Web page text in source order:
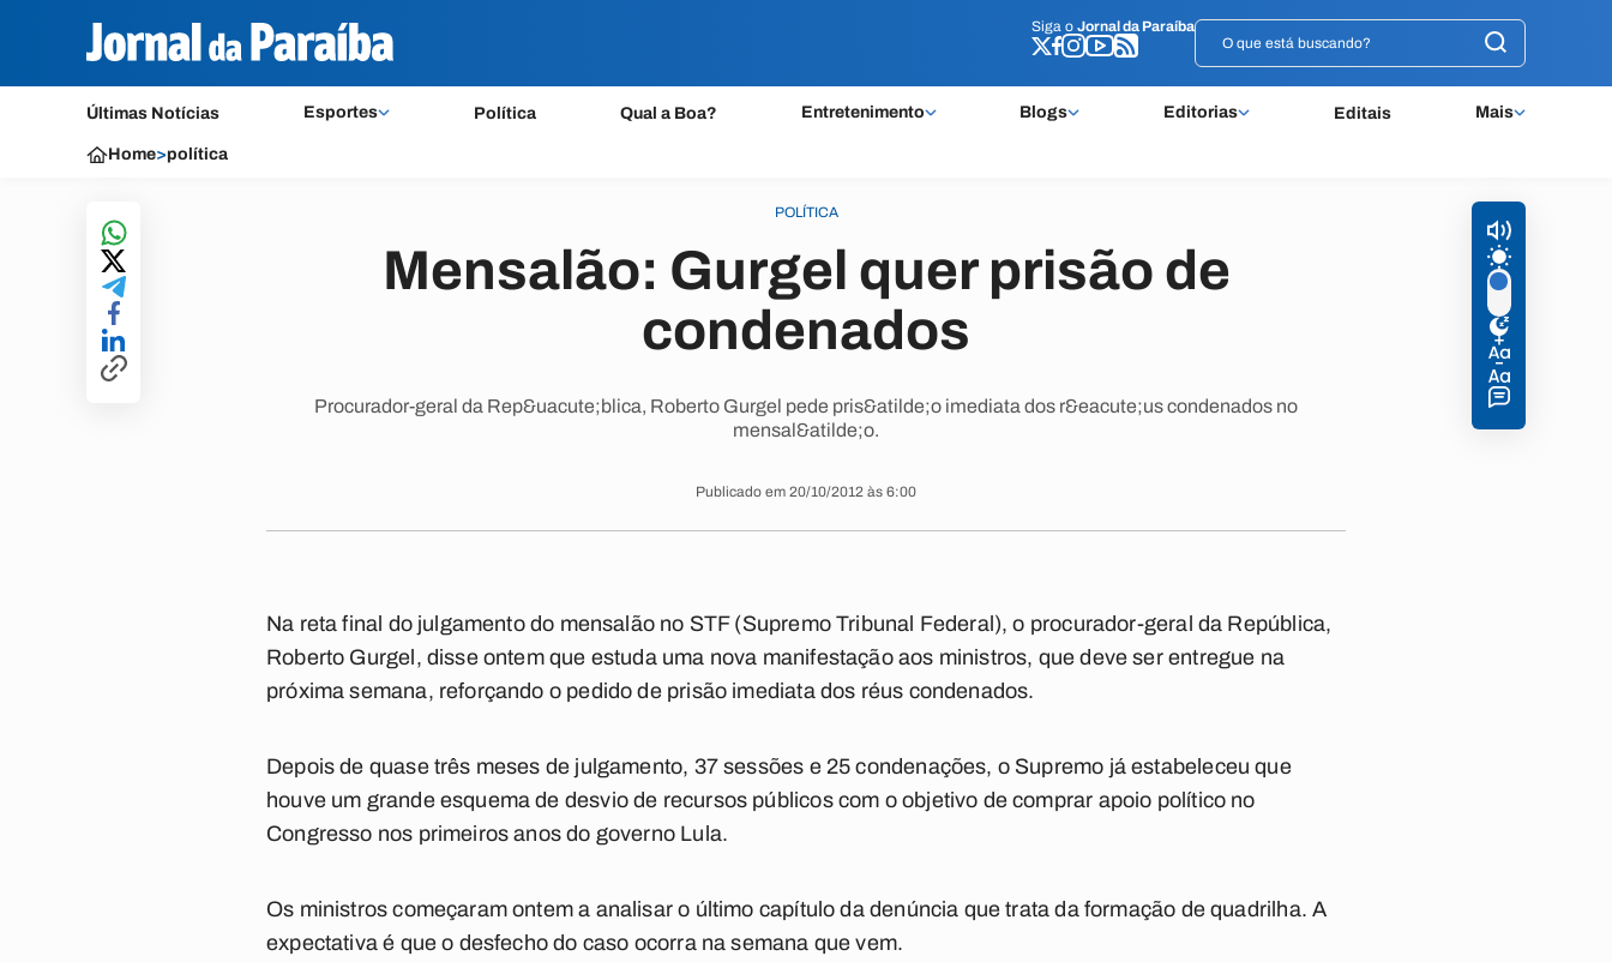
Siga o Jornal da Paraíba
Últimas Notícias Esportes Política Qual a Boa? Entretenimento Blogs Editorias Editais Mais
Siga o Jornal da Paraíba
Home>política
POLÍTICA
Mensalão: Gurgel quer prisão de
condenados
Procurador-geral da Rep&uacute;blica, Roberto Gurgel pede pris&atilde;o imediata dos r&eacute;us condenados no
mensal&atilde;o.
Publicado em 20/10/2012 às 6:00
Na reta final do julgamento do mensalão no STF (Supremo Tribunal Federal), o procurador-geral da República,
Roberto Gurgel, disse ontem que estuda uma nova manifestação aos ministros, que deve ser entregue na
próxima semana, reforçando o pedido de prisão imediata dos réus condenados.
Depois de quase três meses de julgamento, 37 sessões e 25 condenações, o Supremo já estabeleceu que
houve um grande esquema de desvio de recursos públicos com o objetivo de comprar apoio político no
Congresso nos primeiros anos do governo Lula.
Os ministros começaram ontem a analisar o último capítulo da denúncia que trata da formação de quadrilha. A
expectativa é que o desfecho do caso ocorra na semana que vem.